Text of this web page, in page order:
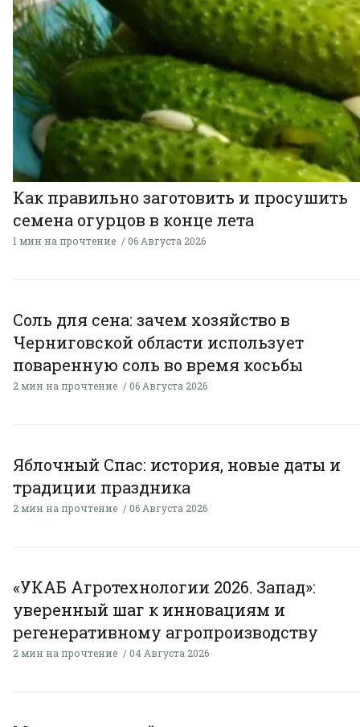
Как правильно заготовить и просушить
семена огурцов в конце лета
1 мин на прочтение 06 Августа 2026
Соль для сена: зачем хозяйство в
Черниговской области использует
поваренную соль во время косьбы
2 мин на прочтение 06 Августа 2026
Яблочный Спас: история, новые даты и
традиции праздника
2 мин на прочтение 06 Августа 2026
«УКАБ Агротехнологии 2026. Запад»:
уверенный шаг к инновациям и
регенеративному агропроизводству
2 мин на прочтение 04 Августа 2026